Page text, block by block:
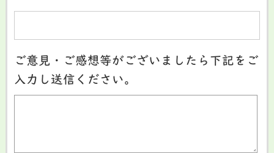
ご意見・ご感想等がございましたら下記をご
入力し送信ください。